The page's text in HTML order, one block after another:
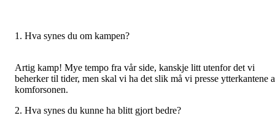
1. Hva synes du om kampen?
Artig kamp! Mye tempo fra vår side, kanskje litt utenfor det vi
beherker til tider, men skal vi ha det slik må vi presse ytterkantene
komforsonen.
2. Hva synes du kunne ha blitt gjort bedre?